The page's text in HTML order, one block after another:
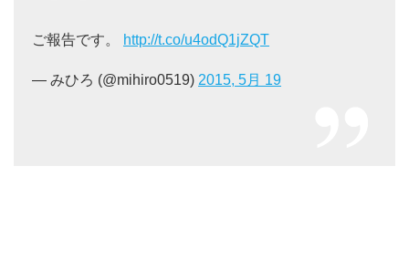
ご報告です。 http://t.co/u4odQ1jZQT
— みひろ (@mihiro0519) 2015, 5月 19